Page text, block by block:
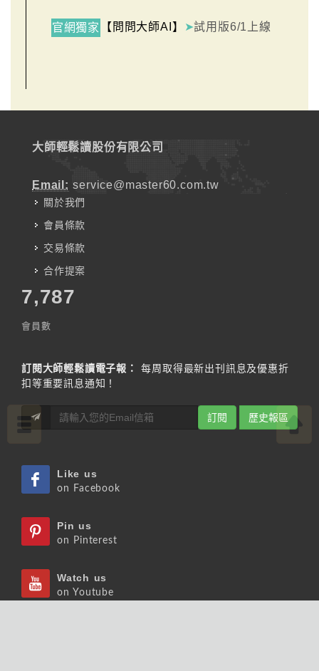
官網獨家 【問問大師AI】 ➤試用版6/1上線
大師輕鬆讀股份有限公司
Email: service@master60.com.tw
關於我們
會員條款
交易條款
合作提案
7,787
會員數
訂閱大師輕鬆讀電子報：
每周取得最新出刊訊息及優惠折
扣等重要訊息通知！
訂閱 歷史報區
Like us
on Facebook
Pin us
on Pinterest
Watch us
on Youtube